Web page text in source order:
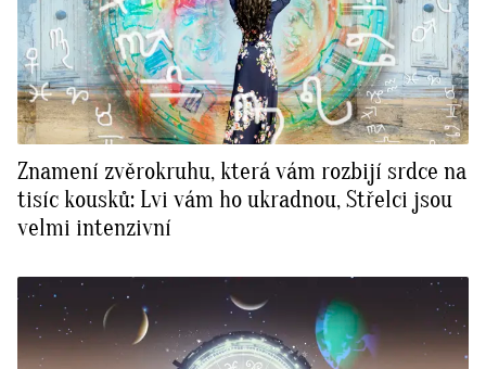
Znamení zvěrokruhu, která vám rozbijí srdce na
tisíc kousků: Lvi vám ho ukradnou, Střelci jsou
velmi intenzivní